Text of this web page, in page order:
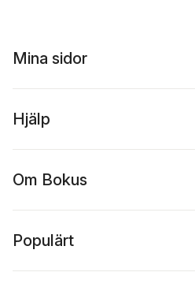
Mina sidor
Hjälp
Om Bokus
Populärt